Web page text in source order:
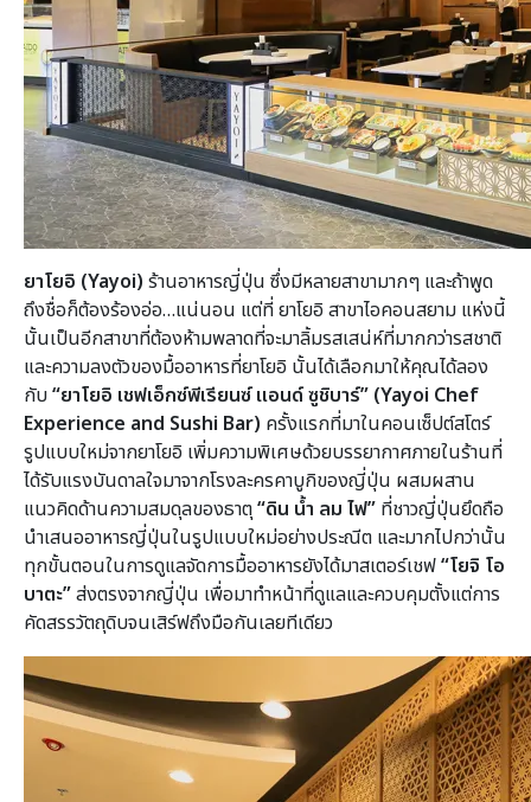
ยาโยอิ (Yayoi) ร้านอาหารญี่ปุ่น ซึ่งมีหลายสาขามากๆ และถ้าพูด
ถึงชื่อก็ต้องร้องอ่อ…แน่นอน แต่ที่ ยาโยอิ สาขาไอคอนสยาม แห่งนี้
นั้นเป็นอีกสาขาที่ต้องห้ามพลาดที่จะมาลิ้มรสเสน่ห์ที่มากกว่ารสชาติ
และความลงตัวของมื้ออาหารที่ยาโยอิ นั้นได้เลือกมาให้คุณได้ลอง
กับ“ยาโยอิ เชฟเอ็กซ์พีเรียนซ์ แอนด์ ซูชิบาร์” (Yayoi Chef
Experience and Sushi Bar) ครั้งแรกที่มาในคอนเซ็ปต์สโตร์
รูปแบบใหม่จากยาโยอิ เพิ่มความพิเศษด้วยบรรยากาศภายในร้านที่
ได้รับแรงบันดาลใจมาจากโรงละครคาบูกิของญี่ปุ่น ผสมผสาน
แนวคิดด้านความสมดุลของธาตุ“ดิน น้ำ ลม ไฟ” ที่ชาวญี่ปุ่นยึดถือ
นำเสนออาหารญี่ปุ่นในรูปแบบใหม่อย่างประณีต และมากไปกว่านั้น
ทุกขั้นตอนในการดูแลจัดการมื้ออาหารยังได้มาสเตอร์เชฟ“โยจิ โอ
บาตะ”ส่งตรงจากญี่ปุ่น เพื่อมาทำหน้าที่ดูแลและควบคุมตั้งแต่การ
คัดสรรวัตถุดิบจนเสิร์ฟถึงมือกันเลยทีเดียว